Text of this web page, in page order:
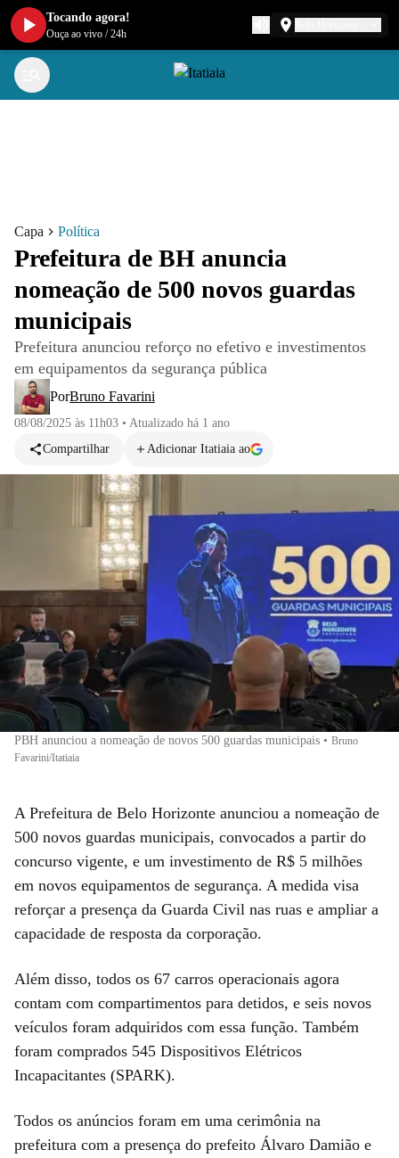
Capa Política
Prefeitura de BH anuncia
nomeação de 500 novos guardas
municipais
Prefeitura anunciou reforço no efetivo e investimentos
em equipamentos da segurança pública
PorBruno Favarini
08/08/2025 às 11h03 • Atualizado há 1 ano
Compartilhar
Adicionar Itatiaia ao
PBH anunciou a nomeação de novos 500 guardas municipais • Bruno
Favarini/Itatiaia
A Prefeitura de Belo Horizonte anunciou a nomeação de
500 novos guardas municipais, convocados a partir do
concurso vigente, e um investimento de R$ 5 milhões
em novos equipamentos de segurança. A medida visa
reforçar a presença da Guarda Civil nas ruas e ampliar a
capacidade de resposta da corporação.
Além disso, todos os 67 carros operacionais agora
contam com compartimentos para detidos, e seis novos
veículos foram adquiridos com essa função. Também
foram comprados 545 Dispositivos Elétricos
Incapacitantes (SPARK).
Todos os anúncios foram em uma cerimônia na
prefeitura com a presença do prefeito Álvaro Damião e
Tocando agora!
Ouça ao vivo /24h